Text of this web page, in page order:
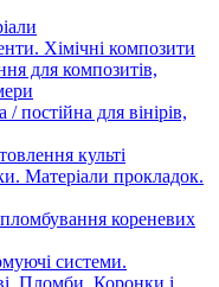
Хімічні композити
для композитів,
постійна для вінірів,
культі
Матеріали прокладок.
кореневих
системи.
Пломби. Коронки і